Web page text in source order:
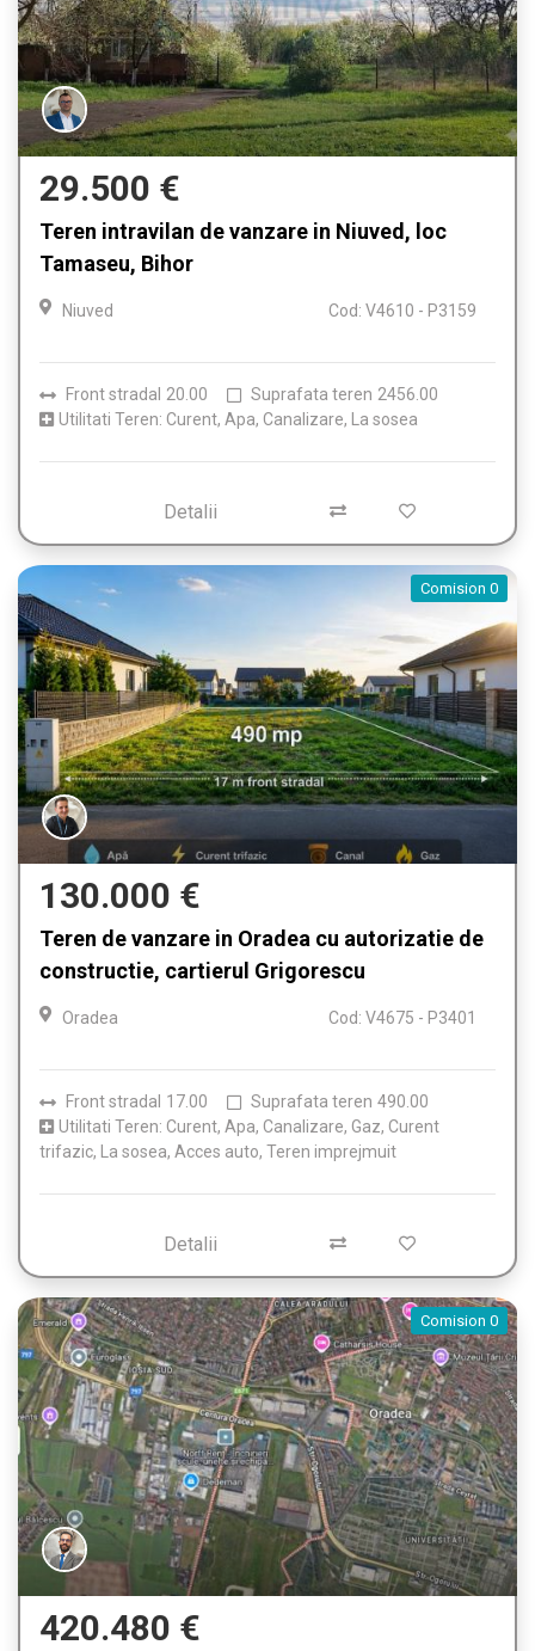
29.500 €
Teren intravilan de vanzare in Niuved, loc
Tamaseu, Bihor
Niuved Cod: V4610 - P3159
Front stradal 20.00 Suprafata teren 2456.00
Utilitati Teren: Curent, Apa, Canalizare, La sosea
Detalii
Comision 0
130.000 €
Teren de vanzare in Oradea cu autorizatie de
constructie, cartierul Grigorescu
Oradea Cod: V4675 - P3401
Front stradal 17.00 Suprafata teren 490.00
Utilitati Teren: Curent, Apa, Canalizare, Gaz, Curent
trifazic, La sosea, Acces auto, Teren imprejmuit
Detalii
Comision 0
420.480 €